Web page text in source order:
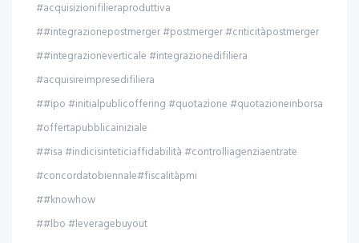
#acquisizionifilieraproduttiva
##integrazionepostmerger #postmerger #criticitàpostmerger
##integrazioneverticale #integrazionedifiliera
#acquisireimpresedifiliera
##ipo #initialpublicoffering #quotazione #quotazioneinborsa
#offertapubblicainiziale
##isa #indicisinteticiaffidabilità #controlliagenziaentrate
#concordatobiennale#fiscalitàpmi
##knowhow
##lbo #leveragebuyout